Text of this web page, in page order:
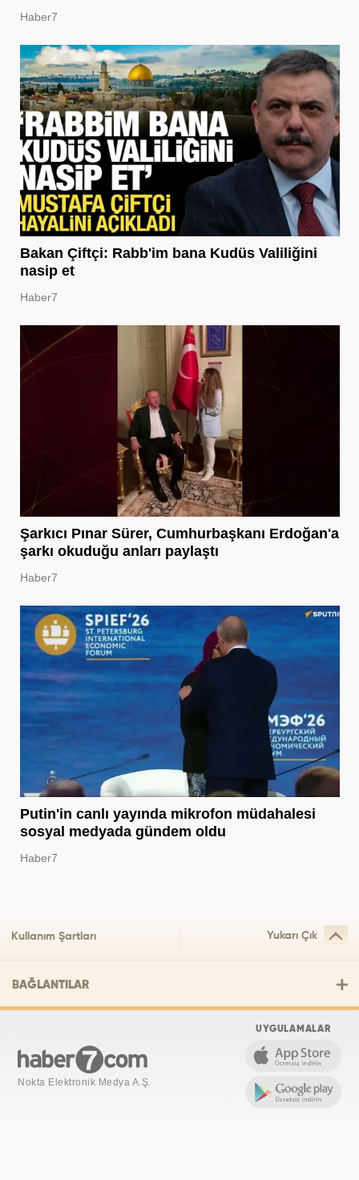
Haber7
Bakan Çiftçi: Rabb'im bana Kudüs Valiliğini
nasip et
Haber7
Şarkıcı Pınar Sürer, Cumhurbaşkanı Erdoğan'a
şarkı okuduğu anları paylaştı
Haber7
Putin'in canlı yayında mikrofon müdahalesi
sosyal medyada gündem oldu
Haber7
Kullanım Şartları Yukarı Çık
BAĞLANTILAR
Nokta Elektronik Medya A.Ş.
UYGULAMALAR